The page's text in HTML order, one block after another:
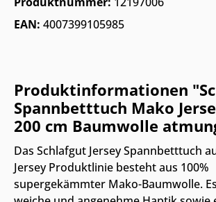
EAN: 4007399105985
Produktinformationen
Spannbetttuch Mako
200 cm Baumwolle
Das Schlafgut Jersey Spannbetttuch
Jersey Produktlinie besteht aus 100%
supergekämmter Mako-Baumwolle.